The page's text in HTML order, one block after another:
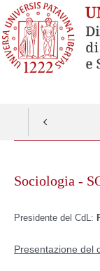
contentSociologia -
Presidente del CdL:
Presentazione del